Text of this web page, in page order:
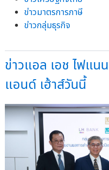
ข่าวมาตรการภาษี
ข่าวกลุ่มธุรกิจ
ข่าวแอล เอช ไฟแ
แอนด์ เฮ้าส์วันนี้